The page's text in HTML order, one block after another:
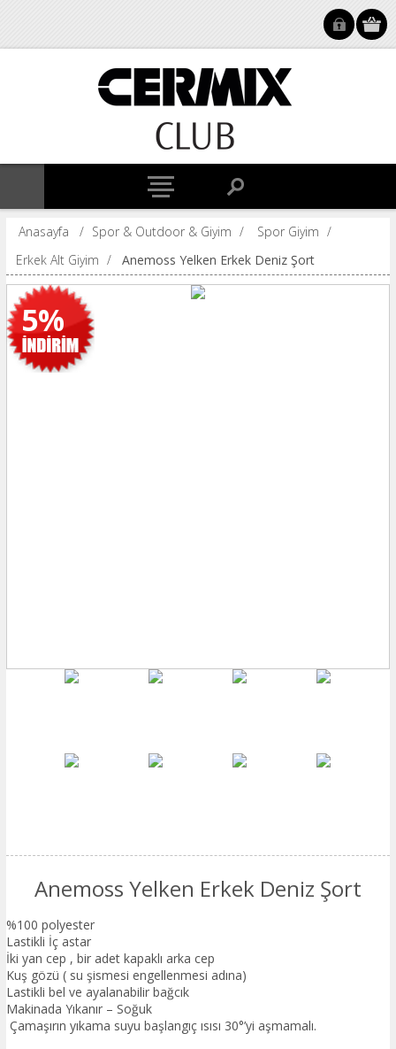
Anasayfa / Spor & Outdoor & Giyim / Spor Giyim /
Erkek Alt Giyim / Anemoss Yelken Erkek Deniz Şort
5%
Anemoss Yelken Erkek Deniz Şort
%100 polyester
Lastikli İç astar
İki yan cep , bir adet kapaklı arka cep
Kuş gözü ( su şismesi engellenmesi adına)
Lastikli bel ve ayalanabilir bağcık
Makinada Yıkanır – Soğuk
Çamaşırın yıkama suyu başlangıç ısısı 30°’yi aşmamalı.